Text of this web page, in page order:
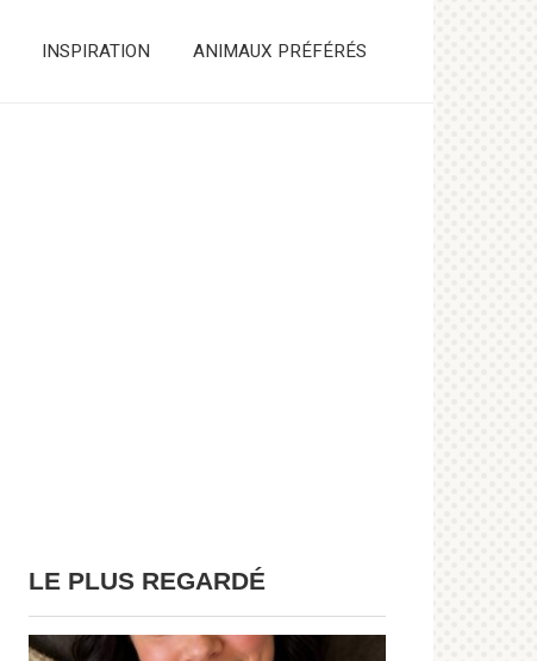
INSPIRATION ANIMAUX PRÉFÉRÉS
LE PLUS REGARDÉ